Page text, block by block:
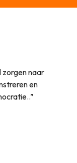
zorgen naar
en